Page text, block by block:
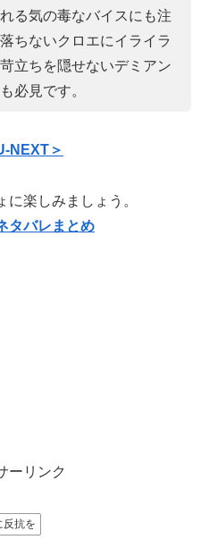
る気の毒なバイスにも注
ちないクロエにイライラ
立ちを隠せないデミアン
必見です。
NEXT＞
楽しみましょう。
タバレまとめ
ーリンク
反抗を